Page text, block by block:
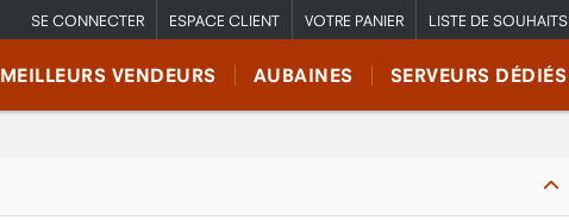
SE CONNECTER ESPACE CLIENT VOTRE PANIER LISTE DE SOUHAITS
MEILLEURS VENDEURS AUBAINES SERVEURS DÉDIÉS